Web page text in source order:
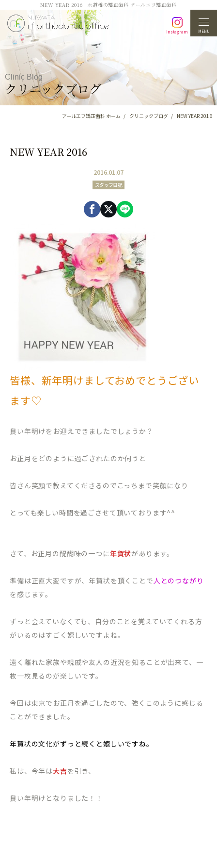
NEW YEAR 2016｜水道橋の矯正歯科 アールエフ矯正歯科
Instagram MENU
Clinic Blog
クリニックブログ
アールエフ矯正歯科 ホーム クリニックブログ NEW YEAR 2016
NEW YEAR 2016
2016.01.07
スタッフ日記
皆様、新年明けましておめでとうござい
ます♡
良い年明けをお迎えできましたでしょうか？
お正月をどのように過ごされたのか伺うと
皆さん笑顔で教えてくださるのでこっちまで笑顔になり
とっても楽しい時間を過ごさせて頂いております^^
さて、お正月の醍醐味の一つに年賀状があります。
準備は正直大変ですが、年賀状を頂くことで人とのつながり
を感じます。
ずっと会えていなくても、自分のことを覚えていてくれる方
がいるのはすごく嬉しいですよね。
遠く離れた家族や親戚や友人の近況を知ることが出来て、一
枚一枚見るのが楽しいです。
今回は東京でお正月を過ごしたので、強くこのように感じる
ことができました。
年賀状の文化がずっと続くと嬉しいですね。
私は、今年は大吉を引き、
良い年明けとなりました！！